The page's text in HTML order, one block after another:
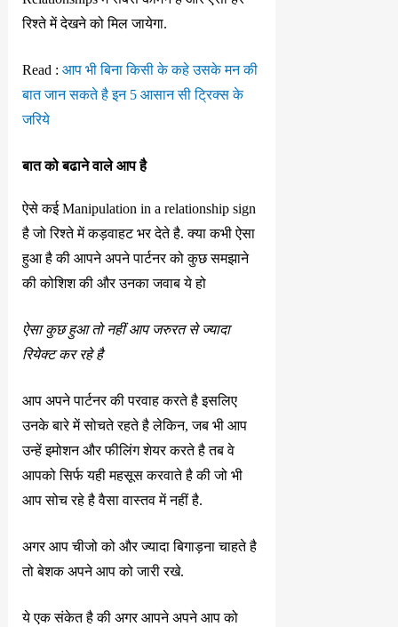
रिश्ते में देखने को मिल जायेगा.
Read : आप भी बिना किसी के कहे उसके मन की
बात जान सकते है इन 5 आसान सी ट्रिक्स के
जरिये
बात को बढाने वाले आप है
ऐसे कई Manipulation in a relationship sign
है जो रिश्ते में कड़वाहट भर देते है. क्या कभी ऐसा
हुआ है की आपने अपने पार्टनर को कुछ समझाने
की कोशिश की और उनका जवाब ये हो
ऐसा कुछ हुआ तो नहीं आप जरुरत से ज्यादा
रियेक्ट कर रहे है
आप अपने पार्टनर की परवाह करते है इसलिए
उनके बारे में सोचते रहते है लेकिन, जब भी आप
उन्हें इमोशन और फीलिंग शेयर करते है तब वे
आपको सिर्फ यही महसूस करवाते है की जो भी
आप सोच रहे है वैसा वास्तव में नहीं है.
अगर आप चीजो को और ज्यादा बिगाड़ना चाहते है
तो बेशक अपने आप को जारी रखे.
ये एक संकेत है की अगर आपने अपने आप को